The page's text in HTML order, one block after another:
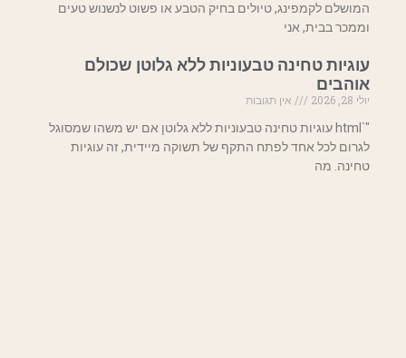
המושלם לקמפינג, טיולים בחיק הטבע או פשוט לנשנוש טעים
וממכר בבית, אני
עוגיות טחינה טבעוניות ללא גלוטן שכולם
אוהבים
יולי 28, 2026
אין תגובות
"`html עוגיות טחינה טבעוניות ללא גלוטן אם יש משהו שמסוגל
לגרום לכל אחד לפתח התקף של תשוקה מיידית, זה עוגיות
טחינה. מה